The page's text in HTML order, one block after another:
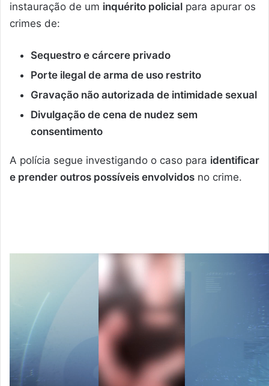
instauração de um inquérito policial para apurar os
crimes de:
Sequestro e cárcere privado
Porte ilegal de arma de uso restrito
Gravação não autorizada de intimidade sexual
Divulgação de cena de nudez sem
consentimento
A polícia segue investigando o caso para identificar
e prender outros possíveis envolvidos no crime.